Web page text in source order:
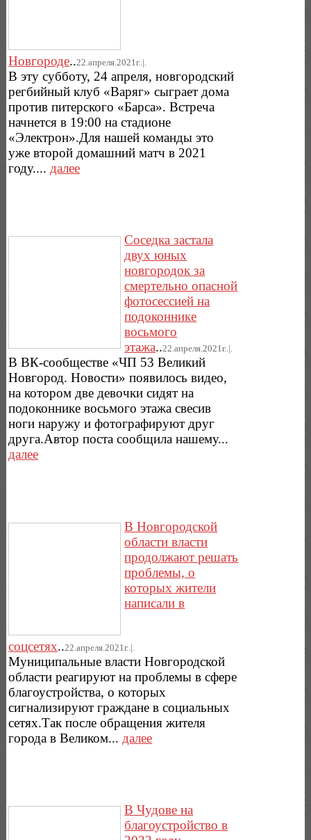
Новгороде..22.апреля.2021г..|.
В эту субботу, 24 апреля, новгородский
регбийный клуб «Варяг» сыграет дома
против питерского «Барса». Встреча
начнется в 19:00 на стадионе
«Электрон».Для нашей команды это
уже второй домашний матч в 2021
году.... далее
Соседка застала
двух юных
новгородок за
смертельно опасной
фотосессией на
подоконнике
восьмого
этажа..22.апреля.2021г..|.
В ВК-сообществе «ЧП 53 Великий
Новгород. Новости» появилось видео,
на котором две девочки сидят на
подоконнике восьмого этажа свесив
ноги наружу и фотографируют друг
друга.Автор поста сообщила нашему...
далее
В Новгородской
области власти
продолжают решать
проблемы, о
которых жители
написали в
соцсетях..22.апреля.2021г..|.
Муниципальные власти Новгородской
области реагируют на проблемы в сфере
благоустройства, о которых
сигнализируют граждане в социальных
сетях.Так после обращения жителя
города в Великом... далее
В Чудове на
благоустройство в